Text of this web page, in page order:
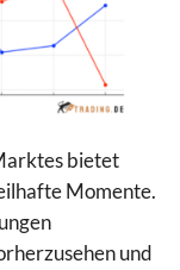
bietet
Momente.
und